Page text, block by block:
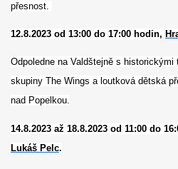
přesnost.
12.8.2023 od 13:00 do 17:00 hodin,
Odpoledne na Valdštejně s
skupiny The Wings a loutková dětská
nad Popelkou.
14.8.2023 až 18.8.2023 od 11:00 do
Lukáš Pelc.